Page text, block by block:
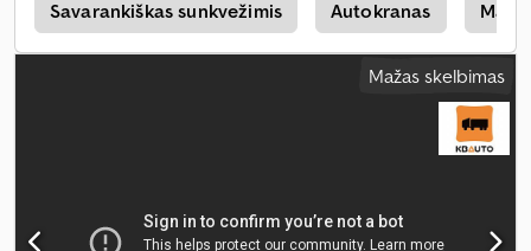
kondicionavimas, sėdynės šildytuvas
Savarankiškas sunkvežimis Autokranas
Mažas skelbimas